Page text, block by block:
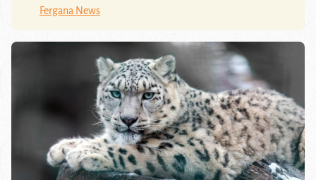
Fergana News